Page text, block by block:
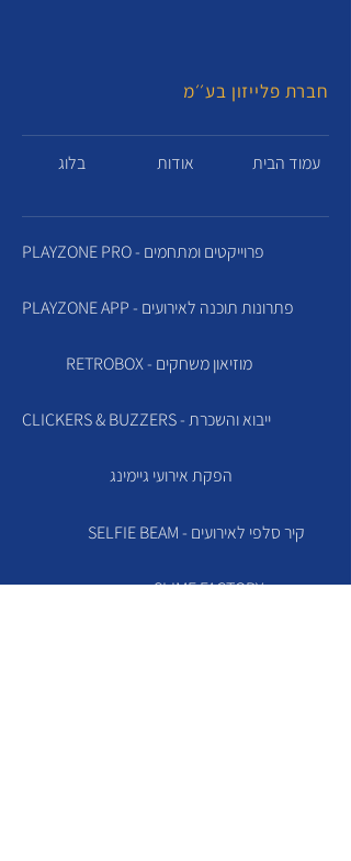
חברת פלייזון בע׳׳מ
בלוג אודות עמוד הבית
PLAYZONE PRO - פרוייקטים ומתחמים
PLAYZONE APP - פתרונות תוכנה לאירועים
RETROBOX - מוזיאון משחקים
CLICKERS & BUZZERS - ייבוא והשכרת
הפקת אירועי גיימינג
SELFIE BEAM - קיר סלפי לאירועים
SLIME FACTORY